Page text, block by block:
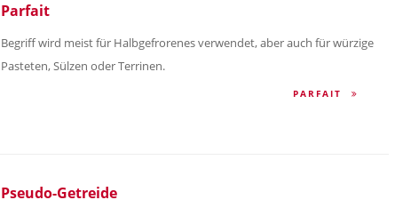
Parfait
Begriff wird meist für Halbgefrorenes verwendet, aber auch für würzige
Pasteten, Sülzen oder Terrinen.
PARFAIT
Pseudo-Getreide